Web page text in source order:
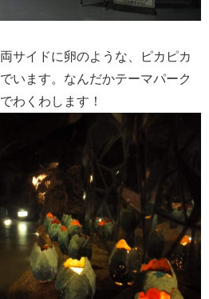
サイドに卵のような、ピカピカ
います。なんだかテーマパーク
わくわします！